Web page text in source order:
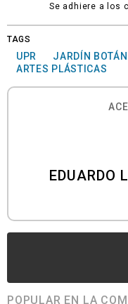
Se adhiere a los
TAGS
UPR JARDÍN
ARTES PLÁSTICAS
EDUARDO
POPULAR EN LA